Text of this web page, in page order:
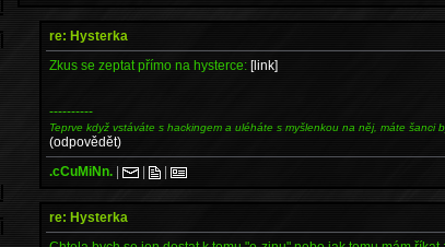
re: Hysterka
Zkus se zeptat přímo na hysterce:[link]
----------
Teprve když vstáváte s hackingem a uléháte s myšlenkou na něj, máte šanci
(odpovědět)
.cCuMiNn. | | |
re: Hysterka